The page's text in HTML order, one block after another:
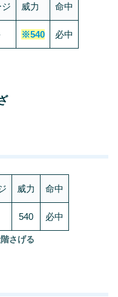
威力 命中
※540 必中
威力 命中
540 必中
さげる